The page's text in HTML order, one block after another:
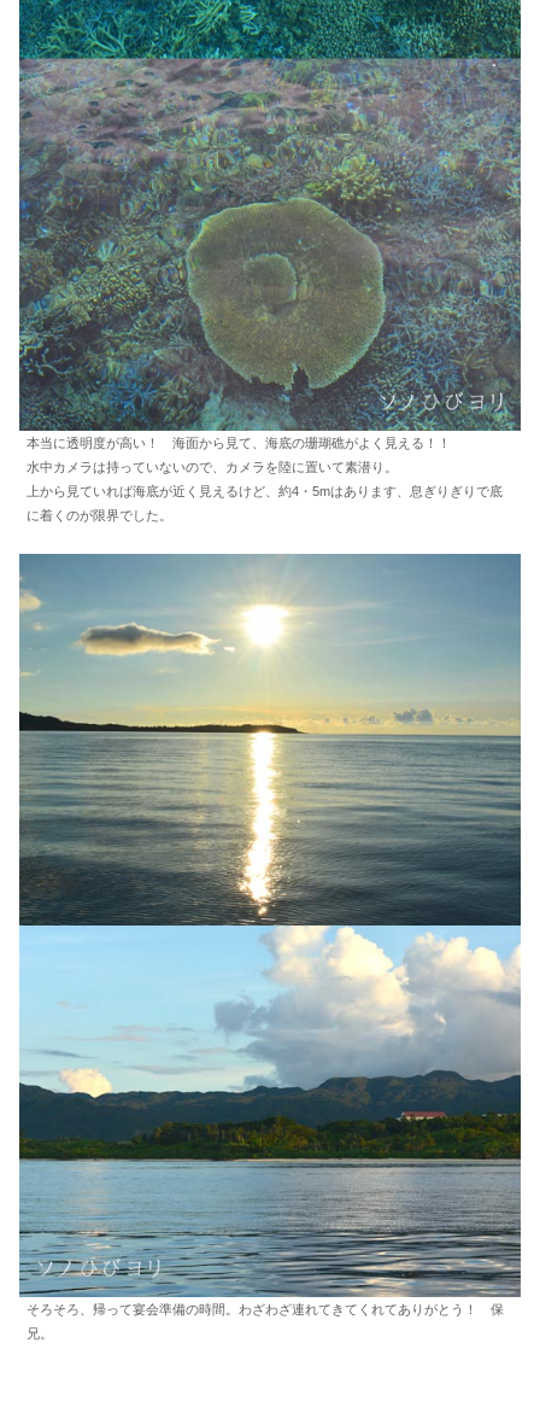
本当に透明度が高い！ 海面から見て、海底の珊瑚礁がよく見える！！
水中カメラは持っていないので、カメラを陸に置いて素潜り。
上から見ていれば海底が近く見えるけど、約4・5mはあります、息ぎりぎりで底
に着くのが限界でした。
そろそろ、帰って宴会準備の時間。わざわざ連れてきてくれてありがとう！ 保
兄。